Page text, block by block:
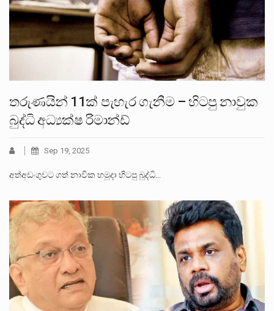
තරුණයින් 11ක් පැහැර ගැනීම – හිටපු නාවුක
බුද්ධි අධ්‍යක්ෂ රිමාන්ඩ්
Sep 19, 2025
අත්අඩංගුවට ගත් නාවික හමුදා හිටපු බුද්ධි…